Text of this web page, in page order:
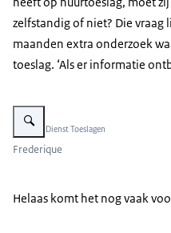
zelfstandig of niet? Die
maanden extra onderzoek
toeslag. ‘Als er informatie
Vergroot afbeelding Frederique
Beeld: © Dienst Toeslagen
Frederique
Helaas komt het nog vaak